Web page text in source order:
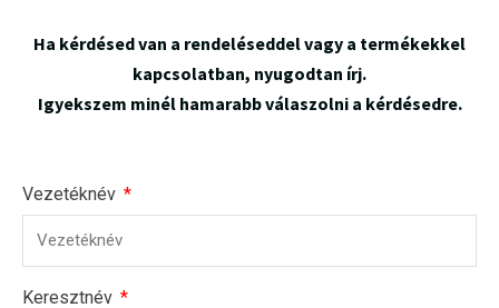
Ha kérdésed van a rendeléseddel vagy a termékekkel
kapcsolatban, nyugodtan írj.
Igyekszem minél hamarabb válaszolni a kérdésedre.
Vezetéknév
Keresztnév